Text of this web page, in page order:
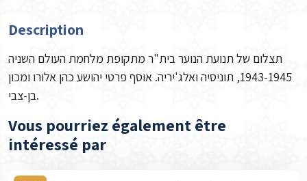
Description
תצלום של תנועת הנוער בית"ר מתקופת מלחמת העולם השניה
1943-1945, תוניסיה ואלג'יריה. אוסף פרטי יהושע כהן אלורו ומכון
בן-צבי.
Vous pourriez également être
intéressé par